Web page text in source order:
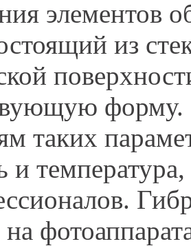
элементов
из
таких
и